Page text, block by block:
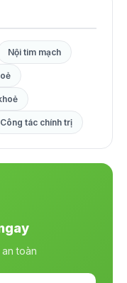
Nội tim mạch
Công tác chính trị
toàn